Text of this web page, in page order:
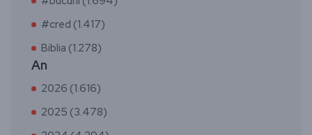
#cred (1.417)
Biblia (1.278)
An
2026 (1.616)
2025 (3.478)